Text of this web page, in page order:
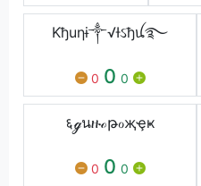
Kђuηɨ༒√Ɨઽђꪊ࿐
0 0 0
६ℊนዙℴթℴҗҿҝ
0 0 0